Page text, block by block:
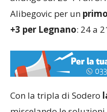
Alibegovic per un
+3 per Legnano: 24 a
Con la tripla di Sodero